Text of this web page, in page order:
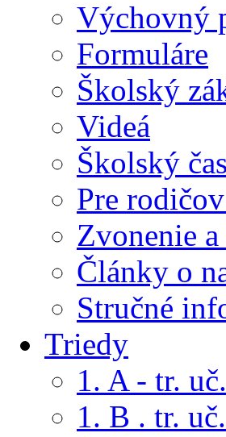
Výchovný
Formuláre
Školský
Videá
Školský
Pre
Zvonenie
Články o
Stručné
Triedy
1. A - tr.
1. B . tr.